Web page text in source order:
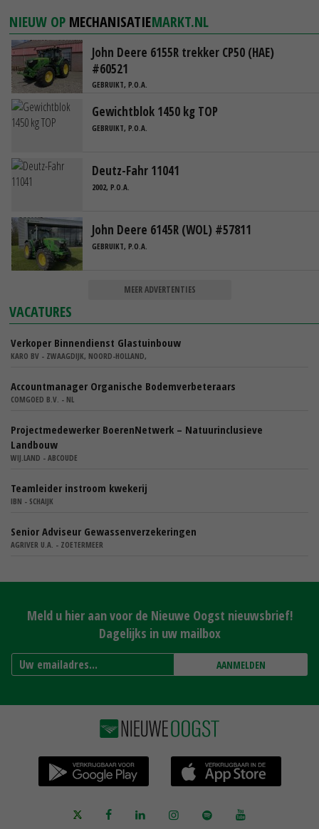
NIEUW OP MECHANISATIEMARKT.NL
John Deere 6155R trekker CP50 (HAE)
#60521
GEBRUIKT, P.O.A.
Gewichtblok 1450 kg TOP
GEBRUIKT, P.O.A.
Deutz-Fahr 11041
2002, P.O.A.
John Deere 6145R (WOL) #57811
GEBRUIKT, P.O.A.
MEER ADVERTENTIES
VACATURES
Verkoper Binnendienst Glastuinbouw
KARO BV - ZWAAGDIJK, NOORD-HOLLAND,
Accountmanager Organische Bodemverbeteraars
COMGOED B.V. - NL
Projectmedewerker BoerenNetwerk – Natuurinclusieve
Landbouw
WIJ.LAND - ABCOUDE
Teamleider instroom kwekerij
IBN - SCHAIJK
Senior Adviseur Gewassenverzekeringen
AGRIVER U.A. - ZOETERMEER
Meld u hier aan voor de Nieuwe Oogst nieuwsbrief!
Dagelijks in uw mailbox
AANMELDEN